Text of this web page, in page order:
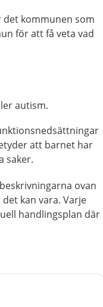
kommunen som
för att få veta vad
autism.
att barnet har
saker.
ovan
kan vara. Varje
handlingsplan där